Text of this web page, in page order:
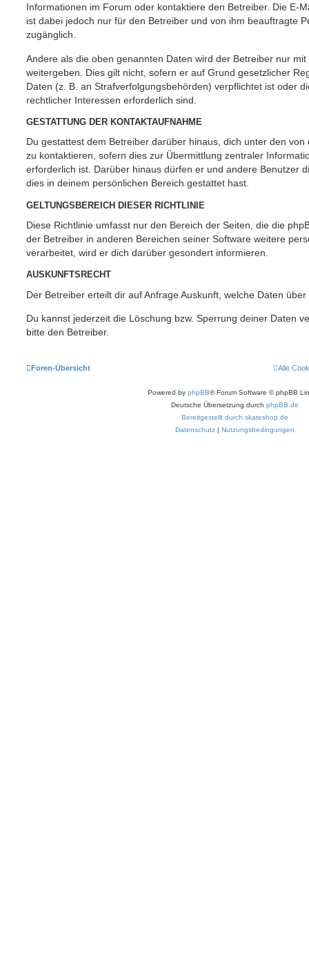
Informationen im Forum oder kontaktiere den Betreiber. Die E-
ist dabei jedoch nur für den Betreiber und von ihm beauftragte
zugänglich.
Andere als die oben genannten Daten wird der Betreiber nur
weitergeben. Dies gilt nicht, sofern er auf Grund gesetzlicher
Daten (z. B. an Strafverfolgungsbehörden) verpflichtet ist oder
rechtlicher Interessen erforderlich sind.
GESTATTUNG DER KONTAKTAUFNAHME
Du gestattest dem Betreiber darüber hinaus, dich unter den
zu kontaktieren, sofern dies zur Übermittlung zentraler
erforderlich ist. Darüber hinaus dürfen er und andere Benutzer
dies in deinem persönlichen Bereich gestattet hast.
GELTUNGSBEREICH DIESER RICHTLINIE
Diese Richtlinie umfasst nur den Bereich der Seiten, die die
der Betreiber in anderen Bereichen seiner Software weitere
verarbeitet, wird er dich darüber gesondert informieren.
AUSKUNFTSRECHT
Der Betreiber erteilt dir auf Anfrage Auskunft, welche Daten
Du kannst jederzeit die Löschung bzw. Sperrung deiner Daten
bitte den Betreiber.
Foren-Übersicht Alle
Powered by phpBB® Forum Software © phpBB
Deutsche Übersetzung durch phpBB.de
Bereitgestellt durch skateshop.de
Datenschutz
Nutzungsbedingungen